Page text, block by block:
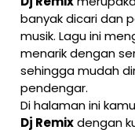
banyak dicari dan
musik. Lagu ini
menarik dengan
sehingga mudah
pendengar.
Di halaman ini
Dj Remixdengan